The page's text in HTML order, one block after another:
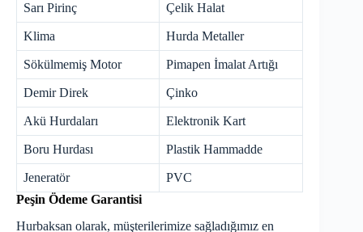
Sarı Pirinç Çelik Halat
Klima Hurda Metaller
Sökülmemiş Motor Pimapen İmalat Artığı
Demir Direk Çinko
Akü Hurdaları Elektronik Kart
Boru Hurdası Plastik Hammadde
Jeneratör
PVC
Peşin Ödeme Garantisi
Hurbaksan olarak, müşterilerimize sağladığımız en